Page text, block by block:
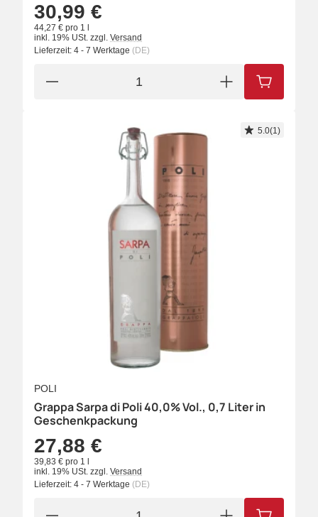
30,99 €
44,27 € pro 1 l
inkl. 19% USt. zzgl. Versand
Lieferzeit: 4 - 7 Werktage (DE)
IN DEN
5.0(1)
POLI
Grappa Sarpa di Poli 40,0% Vol., 0,7 Liter in
Geschenkpackung
27,88 €
39,83 € pro 1 l
inkl. 19% USt. zzgl. Versand
Lieferzeit: 4 - 7 Werktage (DE)